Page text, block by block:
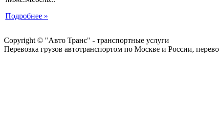
Подробнее »
Copyright © "Авто Транс" - транспортные услуги
Перевозка грузов автотранспортом по Москве и России,